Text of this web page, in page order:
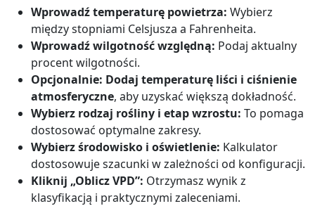
Wprowadź temperaturę powietrza: Wybierz
między stopniami Celsjusza a Fahrenheita.
Wprowadź wilgotność względną: Podaj aktualny
procent wilgotności.
Opcjonalnie: Dodaj temperaturę liści i ciśnienie
atmosferyczne, aby uzyskać większą dokładność.
Wybierz rodzaj rośliny i etap wzrostu: To pomaga
dostosować optymalne zakresy.
Wybierz środowisko i oświetlenie: Kalkulator
dostosowuje szacunki w zależności od konfiguracji.
Kliknij „Oblicz VPD”: Otrzymasz wynik z
klasyfikacją i praktycznymi zaleceniami.